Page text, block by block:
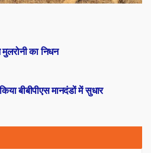
बीबीपीएस मानदंडों में सुधार
का निधन